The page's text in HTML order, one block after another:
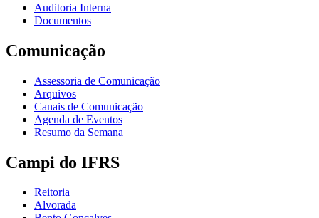
Auditoria Interna
Documentos
Comunicação
Assessoria de Comunicação
Arquivos
Canais de Comunicação
Agenda de Eventos
Resumo da Semana
Campi do IFRS
Reitoria
Alvorada